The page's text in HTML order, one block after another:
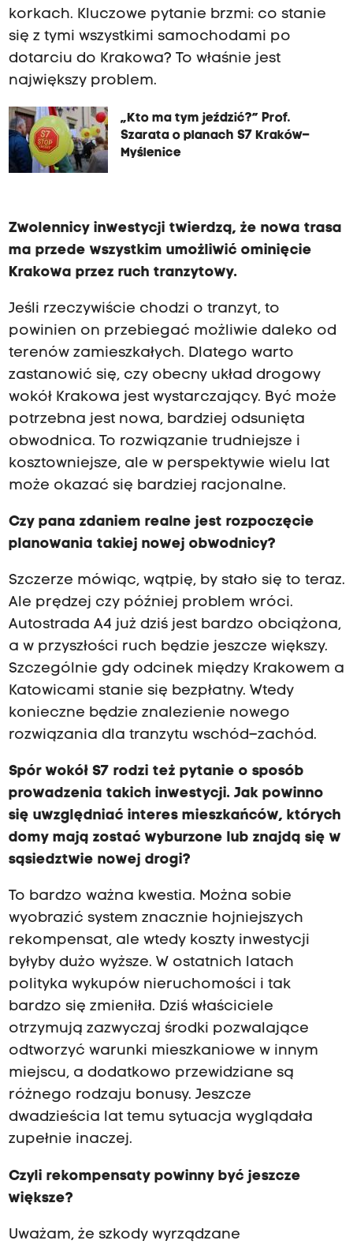
korkach. Kluczowe pytanie brzmi: co stanie
się z tymi wszystkimi samochodami po
dotarciu do Krakowa? To właśnie jest
największy problem.
„Kto ma tym jeździć?” Prof.
Szarata o planach S7 Kraków–
Myślenice
Zwolennicy inwestycji twierdzą, że nowa trasa
ma przede wszystkim umożliwić ominięcie
Krakowa przez ruch tranzytowy.
Jeśli rzeczywiście chodzi o tranzyt, to
powinien on przebiegać możliwie daleko od
terenów zamieszkałych. Dlatego warto
zastanowić się, czy obecny układ drogowy
wokół Krakowa jest wystarczający. Być może
potrzebna jest nowa, bardziej odsunięta
obwodnica. To rozwiązanie trudniejsze i
kosztowniejsze, ale w perspektywie wielu lat
może okazać się bardziej racjonalne.
Czy pana zdaniem realne jest rozpoczęcie
planowania takiej nowej obwodnicy?
Szczerze mówiąc, wątpię, by stało się to teraz.
Ale prędzej czy później problem wróci.
Autostrada A4 już dziś jest bardzo obciążona,
a w przyszłości ruch będzie jeszcze większy.
Szczególnie gdy odcinek między Krakowem a
Katowicami stanie się bezpłatny. Wtedy
konieczne będzie znalezienie nowego
rozwiązania dla tranzytu wschód–zachód.
Spór wokół S7 rodzi też pytanie o sposób
prowadzenia takich inwestycji. Jak powinno
się uwzględniać interes mieszkańców, których
domy mają zostać wyburzone lub znajdą się w
sąsiedztwie nowej drogi?
To bardzo ważna kwestia. Można sobie
wyobrazić system znacznie hojniejszych
rekompensat, ale wtedy koszty inwestycji
byłyby dużo wyższe. W ostatnich latach
polityka wykupów nieruchomości i tak
bardzo się zmieniła. Dziś właściciele
otrzymują zazwyczaj środki pozwalające
odtworzyć warunki mieszkaniowe w innym
miejscu, a dodatkowo przewidziane są
różnego rodzaju bonusy. Jeszcze
dwadzieścia lat temu sytuacja wyglądała
zupełnie inaczej.
Czyli rekompensaty powinny być jeszcze
większe?
Uważam, że szkody wyrządzane